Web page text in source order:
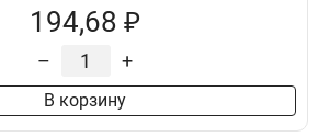
194,68 ₽
– +
В корзину